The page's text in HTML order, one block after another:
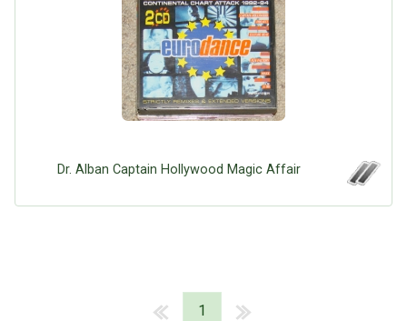
Dr. Alban Captain Hollywood Magic Affair
1